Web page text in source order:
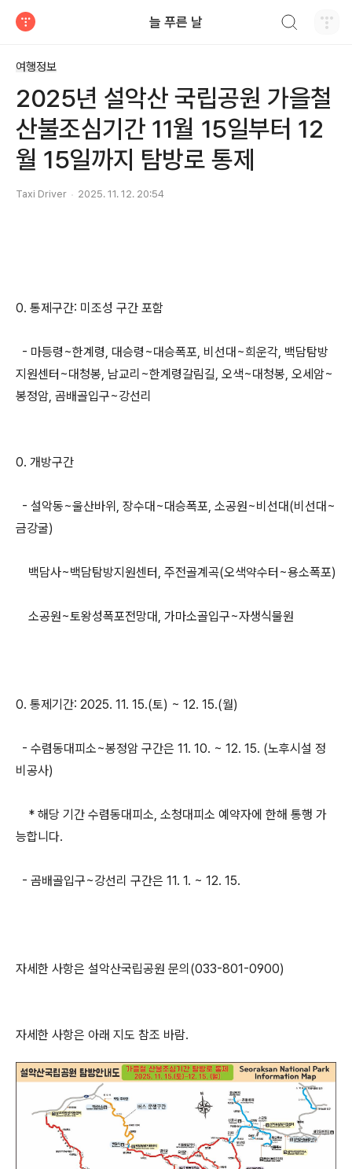
늘 푸른 날
여행정보
2025년 설악산 국립공원 가을철
산불조심기간 11월 15일부터 12
월 15일까지 탐방로 통제
Taxi Driver 2025. 11. 12. 20:54
0. 통제구간: 미조성 구간 포함
- 마등령~한계령, 대승령~대승폭포, 비선대~희운각, 백담탐방
지원센터~대청봉, 남교리~한계령갈림길, 오색~대청봉, 오세암~
봉정암, 곰배골입구~강선리
0. 개방구간
- 설악동~울산바위, 장수대~대승폭포, 소공원~비선대(비선대~
금강굴)
백담사~백담탐방지원센터, 주전골계곡(오색약수터~용소폭포)
소공원~토왕성폭포전망대, 가마소골입구~자생식물원
0. 통제기간: 2025. 11. 15.(토) ~ 12. 15.(월)
- 수렴동대피소~봉정암 구간은 11. 10. ~ 12. 15. (노후시설 정
비공사)
* 해당 기간 수렴동대피소, 소청대피소 예약자에 한해 통행 가
능합니다.
- 곰배골입구~강선리 구간은 11. 1. ~ 12. 15.
자세한 사항은 설악산국립공원 문의(033-801-0900)
자세한 사항은 아래 지도 참조 바람.